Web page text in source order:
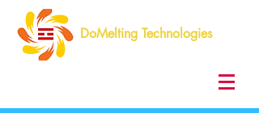
DoMelting Technologies